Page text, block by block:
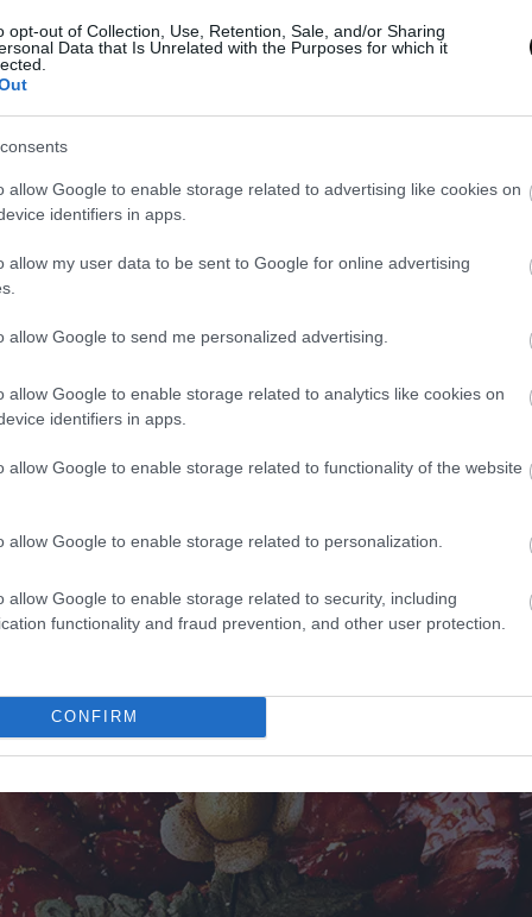
opt-out of Collection, Use, Retention, Sale, and/or Sharing
Data that Is Unrelated with the Purposes for which it
allow Google to enable storage related to advertising like cookies on
identifiers in apps.
allow my user data to be sent to Google for online advertising
allow Google to send me personalized advertising.
allow Google to enable storage related to analytics like cookies on
identifiers in apps.
allow Google to enable storage related to functionality of the website
allow Google to enable storage related to personalization.
allow Google to enable storage related to security, including
functionality and fraud prevention, and other user protection.
CONFIRM
Y, espero, os pase igual que a mí.
Charlota con mousse de fresas
con este proceso también.